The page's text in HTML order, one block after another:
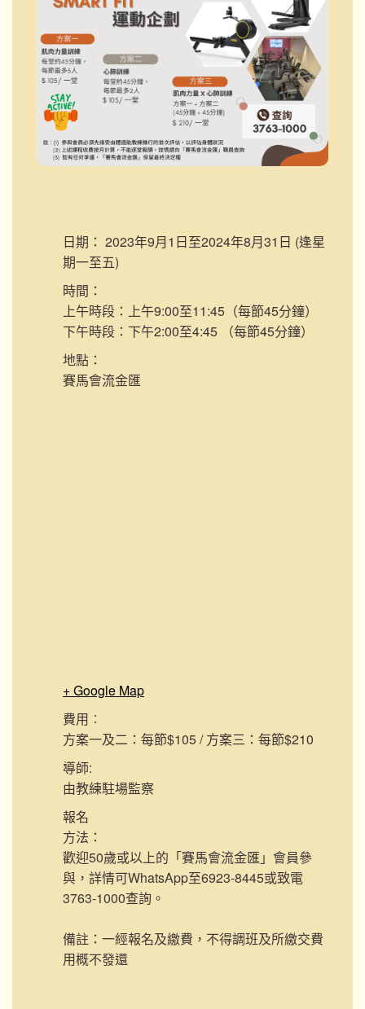
日期： 2023年9月1日至2024年8月31日 (逢星
期一至五)
時間：
上午時段：上午9:00至11:45（每節45分鐘）
下午時段：下午2:00至4:45 （每節45分鐘）
地點：
賽馬會流金匯
+ Google Map
費用︰
方案一及二：每節$105 / 方案三：每節$210
導師:
由教練駐場監察
報名
方法：
歡迎50歲或以上的「賽馬會流金匯」會員參
與，詳情可WhatsApp至6923-8445或致電
3763-1000查詢。
備註：一經報名及繳費，不得調班及所繳交費
用概不發還